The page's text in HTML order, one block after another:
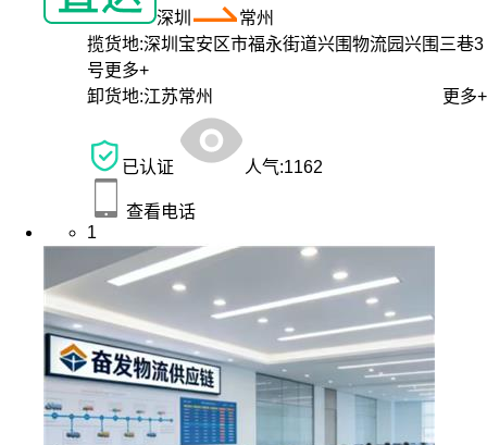
深圳
常州
揽货地:深圳宝安区市福永街道兴围物流园兴围三巷3
号更多+
卸货地:江苏常州 更多+
已认证 人气:1162
查看电话
1